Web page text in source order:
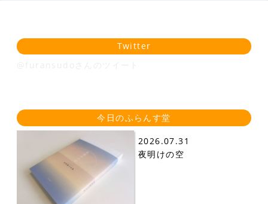
Twitter
今日のふらんす堂
2026.07.31
夜明けの空